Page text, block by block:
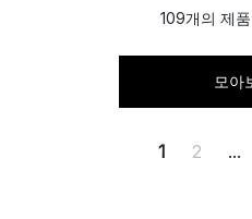
109개의 제
모아
1 2 ...